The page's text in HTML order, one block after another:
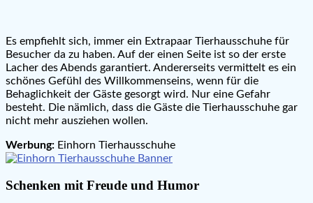
Es empfiehlt sich, immer ein Extrapaar Tierhausschuhe für
Besucher da zu haben. Auf der einen Seite ist so der erste
Lacher des Abends garantiert. Andererseits vermittelt es ein
schönes Gefühl des Willkommenseins, wenn für die
Behaglichkeit der Gäste gesorgt wird. Nur eine Gefahr
besteht. Die nämlich, dass die Gäste die Tierhausschuhe gar
nicht mehr ausziehen wollen.
Werbung: Einhorn Tierhausschuhe
Schenken mit Freude und Humor